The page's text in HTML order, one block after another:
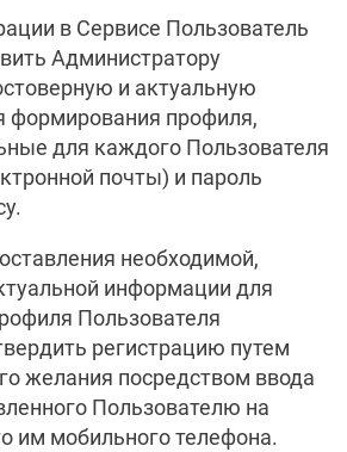
в Сервисе Пользователь
Администратору
и актуальную
профиля,
для каждого Пользователя
почты) и пароль
необходимой,
информации для
Пользователя
регистрацию путем
желания посредством ввода
Пользователю на
им мобильного телефона.